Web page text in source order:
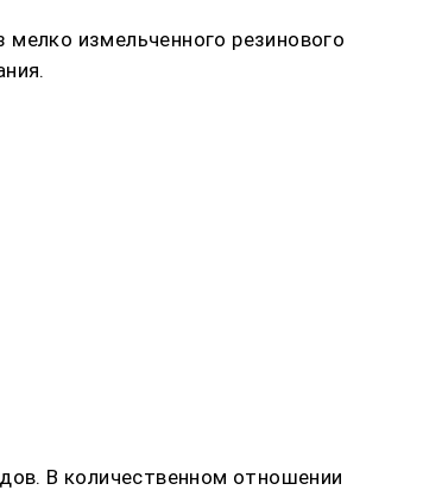
измельченного резинового
В количественном отношении